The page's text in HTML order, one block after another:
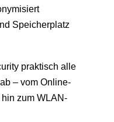
Speicherplatz
praktisch alle
– vom Online-
zum WLAN-